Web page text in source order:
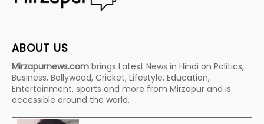
ABOUT US
Mirzapurnews.com brings Latest News in Hindi on Politics,
Business, Bollywood, Cricket, Lifestyle, Education,
Entertainment, sports and more from Mirzapur and is
accessible around the world.